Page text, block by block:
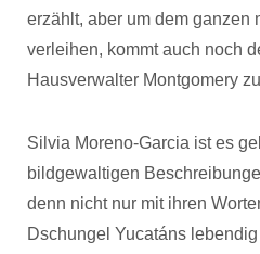
erzählt, aber um dem ganzen
verleihen, kommt auch noch
Hausverwalter Montgomery
Silvia Moreno-Garcia ist es
bildgewaltigen
denn nicht nur mit ihren
Dschungel Yucatáns